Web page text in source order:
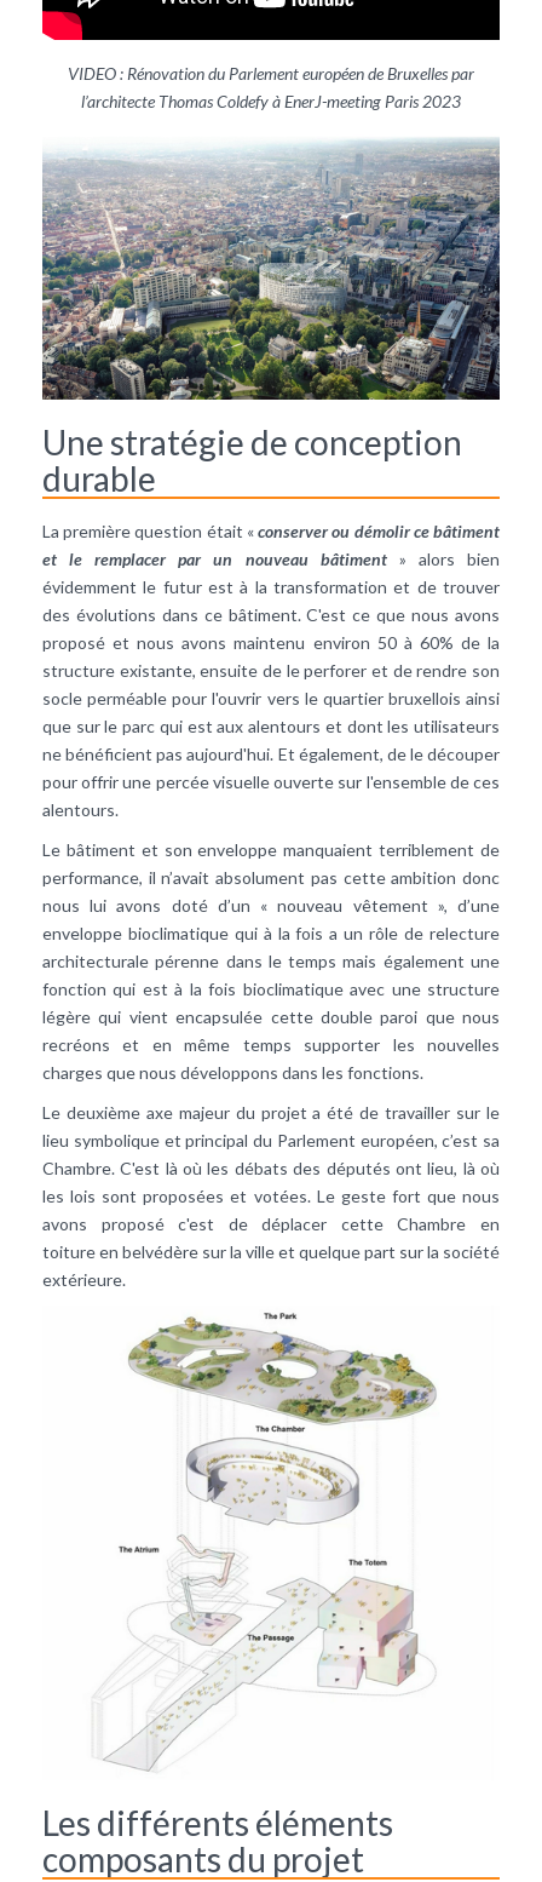
VIDEO : Rénovation du Parlement européen de Bruxelles par
l’architecte Thomas Coldefy à EnerJ-meeting Paris 2023
Une stratégie de conception
durable
La première question était «conserver ou démolir ce bâtiment
et le remplacer par un nouveau bâtiment» alors bien
évidemment le futur est à la transformation et de trouver
des évolutions dans ce bâtiment. C'est ce que nous avons
proposé et nous avons maintenu environ 50 à 60% de la
structure existante, ensuite de le perforer et de rendre son
socle perméable pour l'ouvrir vers le quartier bruxellois ainsi
que sur le parc qui est aux alentours et dont les utilisateurs
ne bénéficient pas aujourd'hui. Et également, de le découper
pour offrir une percée visuelle ouverte sur l'ensemble de ces
alentours.
Le bâtiment et son enveloppe manquaient terriblement de
performance, il n’avait absolument pas cette ambition donc
nous lui avons doté d’un « nouveau vêtement », d’une
enveloppe bioclimatique qui à la fois a un rôle de relecture
architecturale pérenne dans le temps mais également une
fonction qui est à la fois bioclimatique avec une structure
légère qui vient encapsulée cette double paroi que nous
recréons et en même temps supporter les nouvelles
charges que nous développons dans les fonctions.
Le deuxième axe majeur du projet a été de travailler sur le
lieu symbolique et principal du Parlement européen, c’est sa
Chambre. C'est là où les débats des députés ont lieu, là où
les lois sont proposées et votées. Le geste fort que nous
avons proposé c'est de déplacer cette Chambre en
toiture en belvédère sur la ville et quelque part sur la société
extérieure.
Les différents éléments
composants du projet